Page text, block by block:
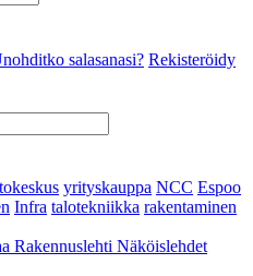
salasanasi? Rekisteröidy
yrityskauppa NCC Espoo
Infra talotekniikka rakentaminen
Rakennuslehti Näköislehdet